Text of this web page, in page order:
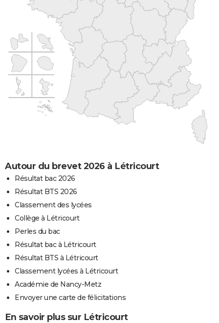
Autour du brevet 2026 à Létricourt
Résultat bac 2026
Résultat BTS 2026
Classement des lycées
Collège à Létricourt
Perles du bac
Résultat bac à Létricourt
Résultat BTS à Létricourt
Classement lycées à Létricourt
Académie de Nancy-Metz
Envoyer une carte de félicitations
En savoir plus sur Létricourt